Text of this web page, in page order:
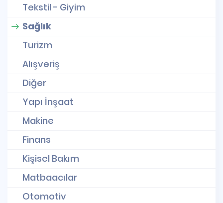
Tekstil - Giyim
Sağlık
Turizm
Alışveriş
Diğer
Yapı İnşaat
Makine
Finans
Kişisel Bakım
Matbaacılar
Otomotiv